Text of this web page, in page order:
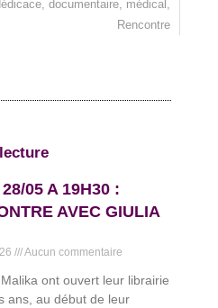
, documentaire, médical ,
Rencontre
05 A 19H30 :
AVEC GIULIA
Aucun commentaire
ont ouvert leur librairie
ans, au début de leur